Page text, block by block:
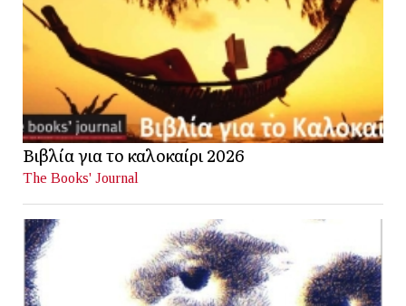
Βιβλία για το καλοκαίρι 2026
The Books' Journal